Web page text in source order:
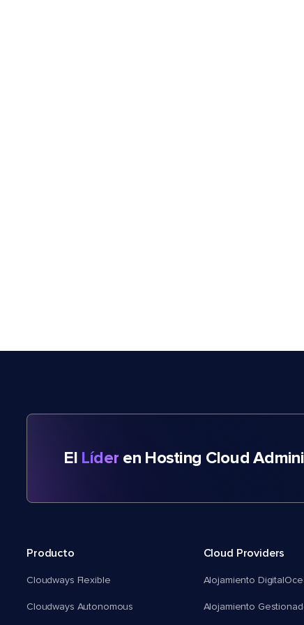
El Líder en Hosting Cloud
Producto
Cloudways Flexible
Cloudways Autonomous
Cloud Providers
Alojamiento
Alojamiento